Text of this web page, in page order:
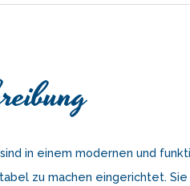
in einem modernen und
zu machen eingerichtet. Sie